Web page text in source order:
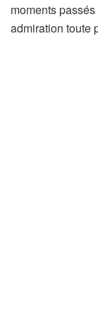
moments
admiration toute